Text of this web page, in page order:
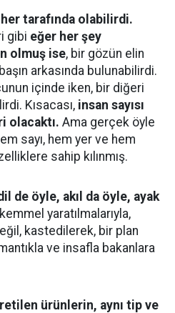
tarafında olabilirdi.
gibi eğer her şey
olmuş ise, bir gözün elin
arkasında bulunabilirdi.
içinde iken, bir diğeri
Kısacası, insan sayısı
olacaktı. Ama gerçek öyle
sayı, hem yer ve hem
sahip kılınmış.
de öyle, akıl da öyle, ayak
yaratılmalarıyla,
kastedilerek, bir plan
ve insafla bakanlara
ürünlerin, aynı tip ve